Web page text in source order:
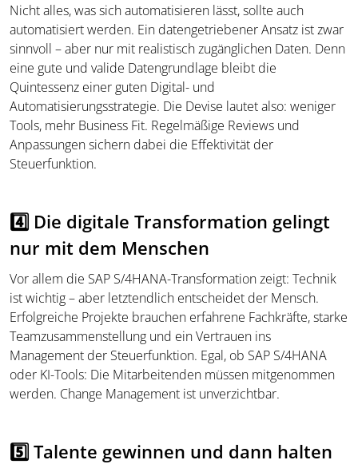
Nicht alles, was sich automatisieren lässt, sollte auch
automatisiert werden. Ein datengetriebener Ansatz ist zwar
sinnvoll – aber nur mit realistisch zugänglichen Daten. Denn
eine gute und valide Datengrundlage bleibt die
Quintessenz einer guten Digital- und
Automatisierungsstrategie. Die Devise lautet also: weniger
Tools, mehr Business Fit. Regelmäßige Reviews und
Anpassungen sichern dabei die Effektivität der
Steuerfunktion.
4️⃣ Die digitale Transformation gelingt
nur mit dem Menschen
Vor allem die SAP S/4HANA-Transformation zeigt: Technik
ist wichtig – aber letztendlich entscheidet der Mensch.
Erfolgreiche Projekte brauchen erfahrene Fachkräfte, starke
Teamzusammenstellung und ein Vertrauen ins
Management der Steuerfunktion. Egal, ob SAP S/4HANA
oder KI-Tools: Die Mitarbeitenden müssen mitgenommen
werden. Change Management ist unverzichtbar.
5️⃣ Talente gewinnen und dann halten